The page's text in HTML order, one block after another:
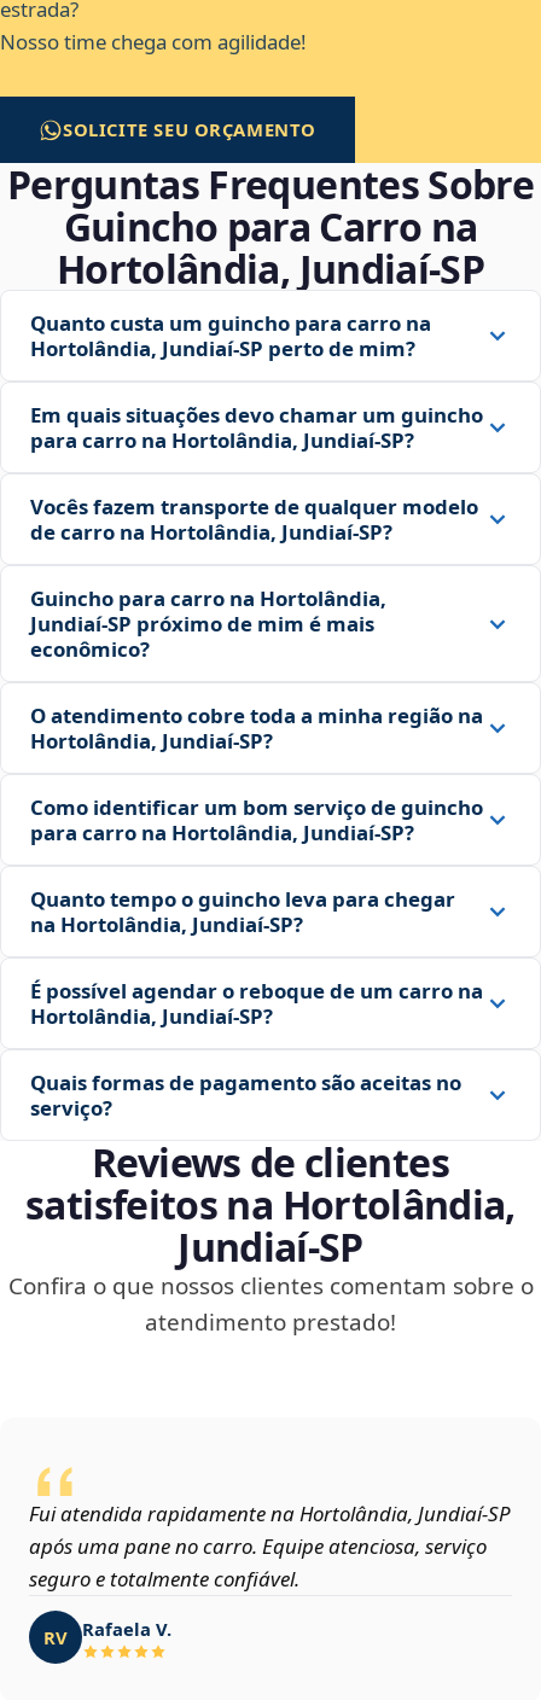
estrada?
Nosso time chega com agilidade!
SOLICITE SEU ORÇAMENTO
Perguntas Frequentes Sobre
Guincho para Carro na
Hortolândia, Jundiaí‑SP
Quanto custa um guincho para carro na
Hortolândia, Jundiaí‑SP perto de mim?
Em quais situações devo chamar um guincho
para carro na Hortolândia, Jundiaí‑SP?
Vocês fazem transporte de qualquer modelo
de carro na Hortolândia, Jundiaí‑SP?
Guincho para carro na Hortolândia,
Jundiaí‑SP próximo de mim é mais
econômico?
O atendimento cobre toda a minha região na
Hortolândia, Jundiaí‑SP?
Como identificar um bom serviço de guincho
para carro na Hortolândia, Jundiaí‑SP?
Quanto tempo o guincho leva para chegar
na Hortolândia, Jundiaí‑SP?
É possível agendar o reboque de um carro na
Hortolândia, Jundiaí‑SP?
Quais formas de pagamento são aceitas no
serviço?
Reviews de clientes
satisfeitos na Hortolândia,
Jundiaí‑SP
Confira o que nossos clientes comentam sobre o
atendimento prestado!
Fui atendida rapidamente na Hortolândia, Jundiaí‑SP
após uma pane no carro. Equipe atenciosa, serviço
seguro e totalmente confiável.
RV Rafaela V.